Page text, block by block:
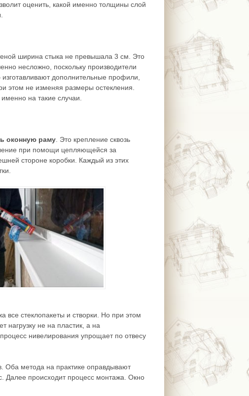
оценить, какой именно толщины слой
ширина стыка не превышала 3 см. Это
несложно, поскольку производители
дополнительные профили,
этом не изменяя размеры остекления.
на такие случаи.
оконную раму . Это крепление сквозь
при помощи цепляющейся за
стороне коробки. Каждый из этих
стеклопакеты и створки. Но при этом
нагрузку не на пластик, а на
нивелирования упрощает по отвесу
Оба метода на практике оправдывают
Далее происходит процесс монтажа. Окно